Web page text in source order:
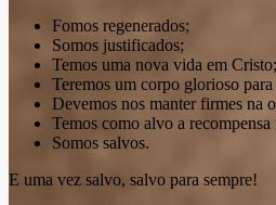
Fomos regenerados;
Somos justificados;
Temos uma nova vida em Cristo;
Teremos um corpo glorioso
Devemos nos manter firmes na
Temos como alvo a recompensa
Somos salvos.
E uma vez salvo, salvo para sempre!